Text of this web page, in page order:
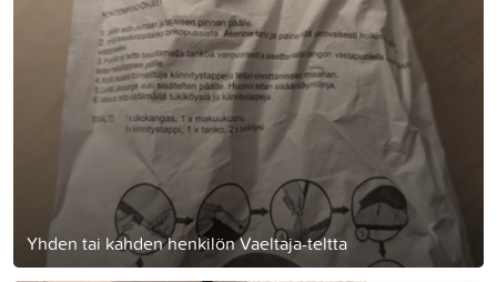
Yhden tai kahden henkilön Vaeltaja-teltta